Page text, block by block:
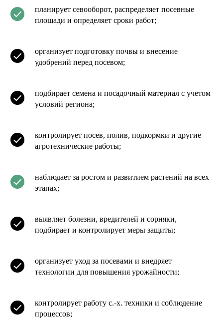
планирует севооборот, распределяет посевные
площади и определяет сроки работ;
организует подготовку почвы и внесение
удобрений перед посевом;
подбирает семена и посадочный материал с учетом
условий региона;
контролирует посев, полив, подкормки и другие
агротехнические работы;
наблюдает за ростом и развитием растений на всех
этапах;
выявляет болезни, вредителей и сорняки,
подбирает и контролирует меры защиты;
организует уход за посевами и внедряет
технологии для повышения урожайности;
контролирует работу с.-х. техники и соблюдение
процессов;